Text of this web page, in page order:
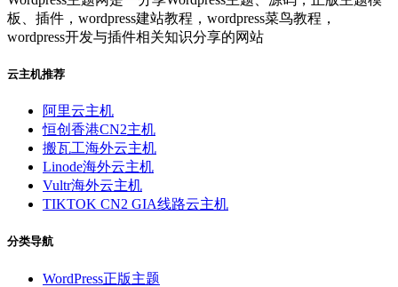
板、插件，wordpress建站教程，wordpress菜鸟教程，
wordpress开发与插件相关知识分享的网站
云主机推荐
阿里云主机
恒创香港CN2主机
搬瓦工海外云主机
Linode海外云主机
Vultr海外云主机
TIKTOK CN2 GIA线路云主机
分类导航
WordPress正版主题